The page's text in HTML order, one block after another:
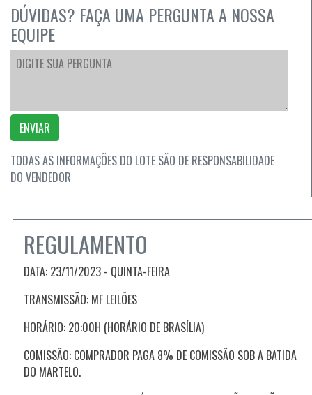
DÚVIDAS? FAÇA UMA PERGUNTA A NOSSA
EQUIPE
ENVIAR
TODAS AS INFORMAÇÕES DO LOTE SÃO DE RESPONSABILIDADE
DO VENDEDOR
REGULAMENTO
DATA: 23/11/2023 - QUINTA-FEIRA
TRANSMISSÃO: MF LEILÕES
HORÁRIO: 20:00H (HORÁRIO DE BRASÍLIA)
COMISSÃO: COMPRADOR PAGA 8% DE COMISSÃO SOB A BATIDA
DO MARTELO.